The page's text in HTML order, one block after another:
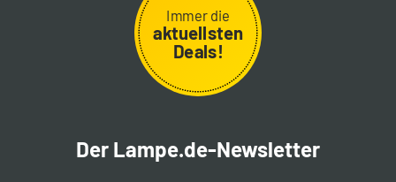
Immer die
aktuellsten
Deals!
Der Lampe.de-Newsletter